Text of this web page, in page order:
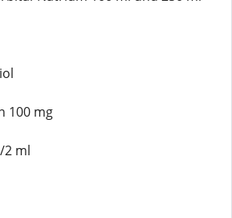
100 mg
2 ml